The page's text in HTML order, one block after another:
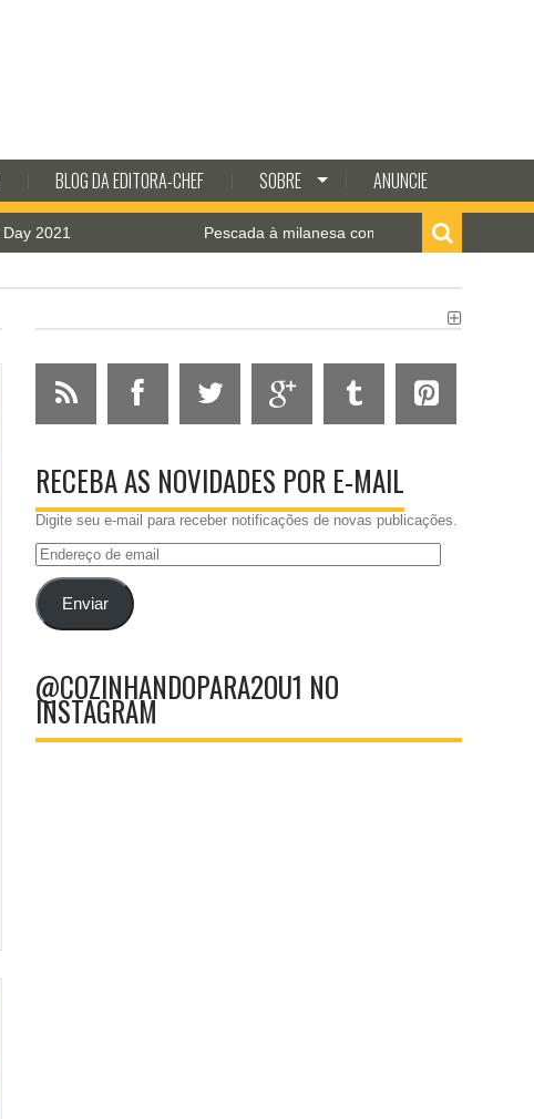
BLOG DA EDITORA-CHEF SOBRE
ANUNCIE
Pescada à milanesa com molho de camarão
RECEBA AS NOVIDADES POR E-MAIL
Digite seu e-mail para receber notificações de novas publicações.
Endereço
emailEnviar
@COZINHANDOPARA2OU1 NO
INSTAGRAM